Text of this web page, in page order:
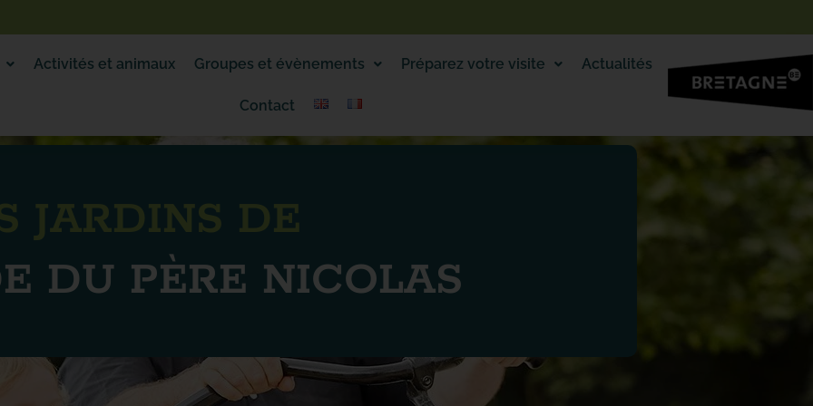
Activités et animaux Groupes et évènements Préparez votre visite Actualités
Contact
JARDINS DE
DU PÈRE NICOLAS